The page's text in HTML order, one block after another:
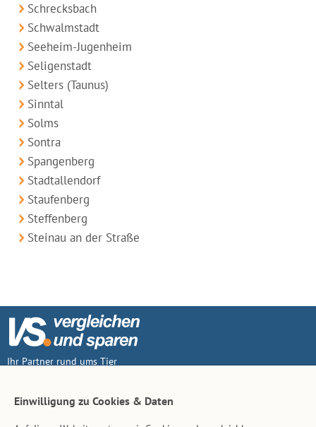
Schrecksbach
Schwalmstadt
Seeheim-Jugenheim
Seligenstadt
Selters (Taunus)
Sinntal
Solms
Sontra
Spangenberg
Stadtallendorf
Staufenberg
Steffenberg
Steinau an der Straße
Ihr Partner rund ums Tier
Einwilligung zu Cookies & Daten